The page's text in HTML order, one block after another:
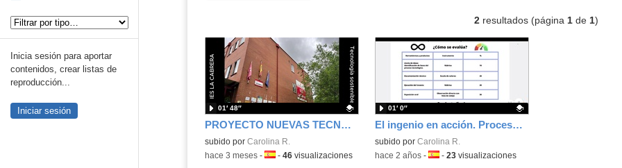
Inicia sesión para aportar
contenidos, crear listas de
reproducción...
Iniciar sesión
2resultados (página 1de 1)
PROYECTO NUEVAS TECNOLOGÍAS IES DE LA CABRERA
Contenido educativo.
subido por Carolina R.
01′ 48″
-hace 3 meses- Idioma:
- 46visualizaciones
El ingenio en acción. Proceso tecnológico
Contenido educativo.
subido por Carolina R.
01′ 0″
-hace 2 años- Idioma:
- 23visualizaciones